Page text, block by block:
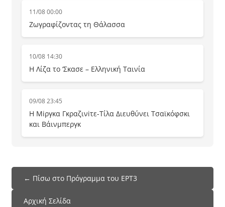
11/08 00:00
Ζωγραφίζοντας τη Θάλασσα
10/08 14:30
Η Λίζα το ‘Σκασε – Ελληνική Ταινία
09/08 23:45
Η Μiργκα Γκραζινiτε-Τίλα Διευθύνει Τσαϊκόφσκι
και Βάινμπεργκ
← Πίσω στο Πρόγραμμα του ΕΡΤ3
Αρχική Σελίδα